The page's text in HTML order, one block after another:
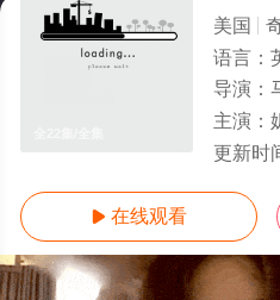
美国
语言：
导演：
主演： 妮
更新时
 在线观看